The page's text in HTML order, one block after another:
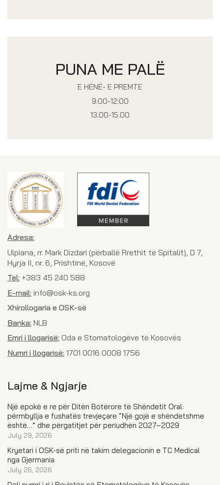
PUNA ME PALË
E HËNË- E PREMTE
9:00-12:00
13.00-15.00
Adresa:
Ulpiana, rr. Mark Dizdari (përballë Rrethit të Spitalit), D 7,
Hyrja II, nr. 6, Prishtinë, Kosovë
Tel: +383 45 240 588
E-mail: info@osk-ks.org
Xhirollogaria e OSK-së
Banka: NLB
Emri i llogarisë: Oda e Stomatologëve të Kosovës
Numri i llogarisë: 1701 0016 0008 1756
Lajme & Ngjarje
Një epokë e re për Ditën Botërore të Shëndetit Oral:
përmbyllja e fushatës trevjeçare “Një gojë e shëndetshme
është…” dhe përgatitjet për periudhën 2027–2029
July 29, 2026
Kryetari i OSK-së priti në takim delegacionin e TC Medical
nga Gjermania
July 26, 2026